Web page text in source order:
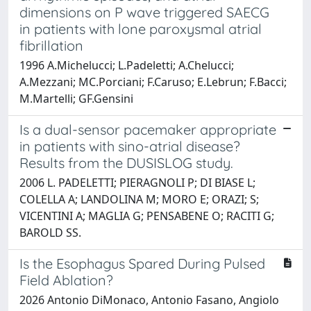
dimensions on P wave triggered SAECG
in patients with lone paroxysmal atrial
fibrillation
1996 A.Michelucci; L.Padeletti; A.Chelucci;
A.Mezzani; MC.Porciani; F.Caruso; E.Lebrun; F.Bacci;
M.Martelli; GF.Gensini
Is a dual-sensor pacemaker appropriate
in patients with sino-atrial disease?
Results from the DUSISLOG study.
2006 L. PADELETTI; PIERAGNOLI P; DI BIASE L;
COLELLA A; LANDOLINA M; MORO E; ORAZI; S;
VICENTINI A; MAGLIA G; PENSABENE O; RACITI G;
BAROLD SS.
Is the Esophagus Spared During Pulsed
Field Ablation?
2026 Antonio DiMonaco, Antonio Fasano, Angiolo